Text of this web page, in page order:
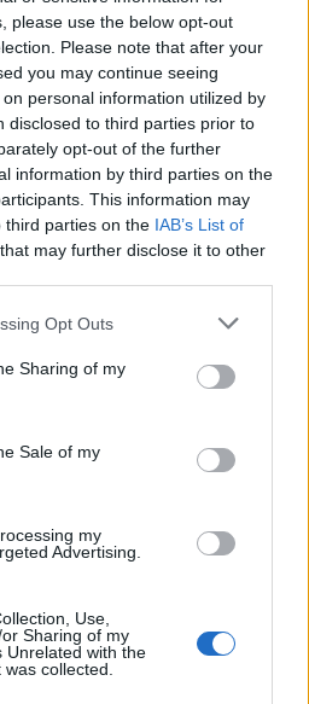
please use the below opt-out
Please note that after your
you may continue seeing
personal information utilized by
disclosed to third parties prior to
opt-out of the further
information by third parties on the
This information may
third parties on the IAB’s List of
that may further disclose it to other
Opt Outs
Sharing of my
Sale of my
my
Advertising.
Use,
Sharing of my
Unrelated with the
collected.
DOP: gusto e tradizione
ai Funghi Porcini: a